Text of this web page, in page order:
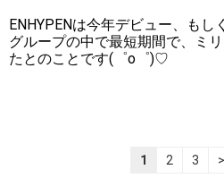
ENHYPENは今年デビュー、もし
グループの中で最短期間で、ミ
たとのことです(゜o゜)♡
1 2 3 >